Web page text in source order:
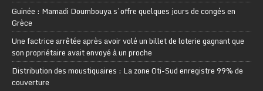
Guinée : Mamadi Doumbouya s’offre quelques jours de congés en
Grèce
Une factrice arrêtée après avoir volé un billet de loterie gagnant que
son propriétaire avait envoyé à un proche
Distribution des moustiquaires : La zone Oti-Sud enregistre 99% de
couverture